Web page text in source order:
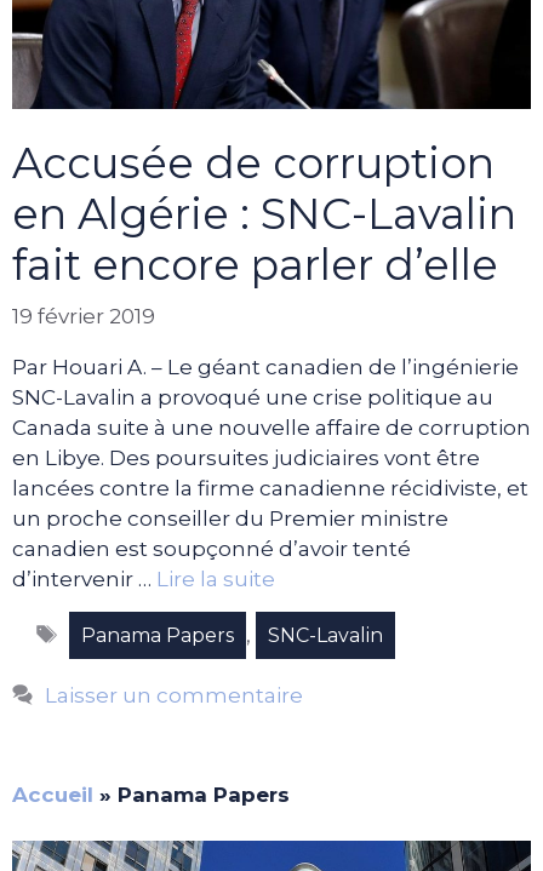
Accusée de corruption
en Algérie : SNC-Lavalin
fait encore parler d’elle
19 février 2019
Par Houari A. – Le géant canadien de l’ingénierie
SNC-Lavalin a provoqué une crise politique au
Canada suite à une nouvelle affaire de corruption
en Libye. Des poursuites judiciaires vont être
lancées contre la firme canadienne récidiviste, et
un proche conseiller du Premier ministre
canadien est soupçonné d’avoir tenté
d’intervenir … Lire la suite
Étiquettes
Panama Papers , SNC-Lavalin
Laisser un commentaire
Accueil » Panama Papers